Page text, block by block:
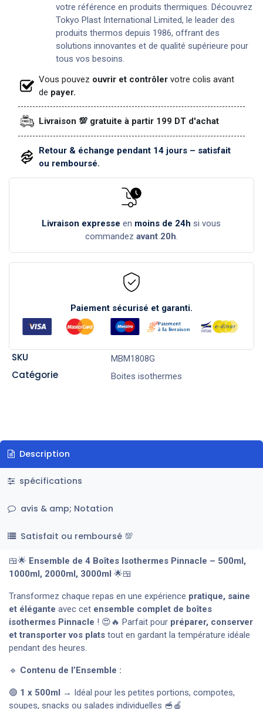
votre référence en produits thermiques. Découvrez
Tokyo Plast International Limited, le leader des
produits thermos depuis 1986, offrant des
solutions innovantes et de qualité supérieure pour
tous vos besoins.
Vous pouvez ouvrir et contrôler votre colis avant
de payer.
Livraison 💯 gratuite à partir 199 DT d'achat
Retour & échange pendant 14 jours – satisfait
ou remboursé.
Livraison expresse en moins de 24h si vous
commandez avant 20h.
Paiement sécurisé et garanti.
SKU MBM1808G
Catégorie Boites isothermes
Description
spécifications
avis & amp; Notation
Satisfait ou remboursé 💯
🍱🌟 Ensemble de 4 Boîtes Isothermes Pinnacle – 500ml,
1000ml, 2000ml, 3000ml 🌟🍱
Transformez chaque repas en une expérience pratique, saine
et élégante avec cet ensemble complet de boîtes
isothermes Pinnacle ! 😍🔥 Parfait pour préparer, conserver
et transporter vos plats tout en gardant la température idéale
pendant des heures.
🔹 Contenu de l’Ensemble :
🟢 1 x 500ml
→ Idéal pour les petites portions, compotes,
soupes, snacks ou salades individuelles 🥣🍎